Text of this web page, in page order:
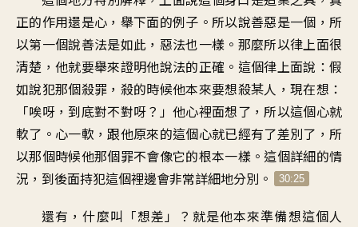
正的作用還是心，舉下面的例子。所以說善惡是一個，所
以第一個說善法是如此，惡法也一樣。那麼所以律上面很
清楚，他就要舉來證明他說法的正確。這個律上面說：假
如說犯那個殺罪，殺的時候他本來要想殺某人，現在想：
「唉呀，到底對不對呀？」他心裡面想了，所以這個心就
軟了。心一軟，跟他原來的這個心就已經有了差別了，所
以那個時候他那個罪不會像它的根本一樣。這個詳細的情
況，到後面持犯這個裡邊會非常詳細地分別。
30:25
還有，什麼叫「想差」？就是他本來準備想這個人